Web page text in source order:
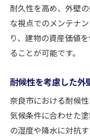
耐久性を高め、外壁
な視点でのメンテナ
り、建物の資産価値
ることが可能です。
耐候性を考慮した外
奈良市における耐候
気候条件に合わせた
の湿度や降水に対抗